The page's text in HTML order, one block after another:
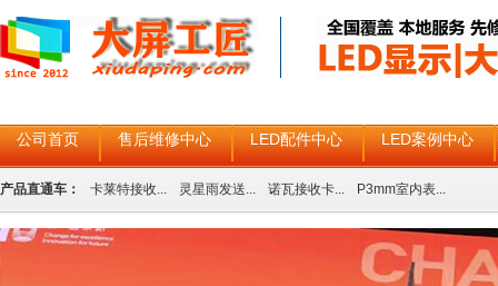
公司首页 售后维修中心 LED配件中心 LED案例中心
产品直通车： 卡莱特接收... 灵星雨发送... 诺瓦接收卡... P3mm室内表...